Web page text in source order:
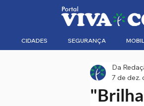
CIDADES SEGURANÇA
Da
7 de dez.